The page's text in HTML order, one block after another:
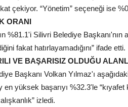
çekiyor. “Yönetim” seçeneği ise
ORANI
%81.1'i Silivri Belediye Başkanı'nın
fakat hatırlayamadığını” ifade etti.
VE BAŞARISIZ OLDUĞU
Başkanı Volkan Yılmaz'ı
en yüksek başarıyı %32.3'le
izledi.